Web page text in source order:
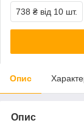
738 ₴ від 10 шт.
Опис
Опис